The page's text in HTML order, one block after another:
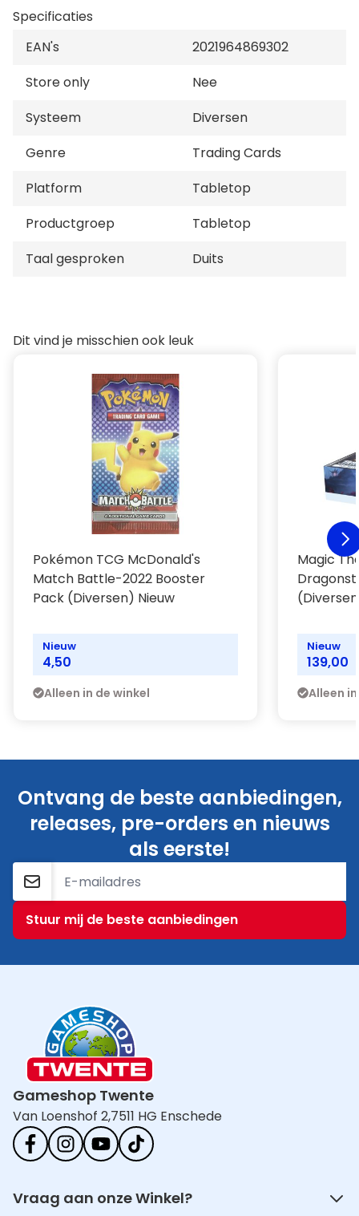
Für Fortnite Fans ist dieser Fortnite Reloaded TCG
Booster ein Muss. Die Karten basieren auf Fortnite
Reloaded.
Du kannst nicht genug von dem berühmten Spiel
Fortnite-Sammelkarten zu sammeln. Die Spannung
und die Action dieses Online-Videospiels haben sich
in dieser unverzichtbaren Sammlung vereint, die auf
der Grundlage von Fortnite Reloaded veröffentlicht
Specificaties
EAN's
2021964869302
Store only
Nee
Systeem
Diversen
Genre
Trading Cards
Platform
Tabletop
Productgroep
Tabletop
Taal gesproken
Duits
Dit vind je misschien ook leuk
Pokémon TCG McDonald's
Match Battle-2022 Booster
Pack (Diversen) Nieuw
Nieuw
4,50
Alleen in de winkel
Magic
Nieuw
139,00
Alleen
Ontvang de beste aanbiedingen,
releases, pre-orders en nieuws
als eerste!
E-mailadres
Stuur mij de beste aanbiedingen
Gameshop Twente
Van Loenshof 2,7511 HG Enschede
Vraag aan onze Winkel?